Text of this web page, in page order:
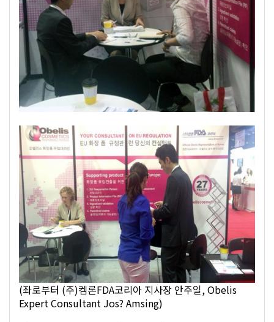
(좌로부터 (주)켐론FDA코리아 지사장 안주일, Obelis
Expert Consultant Jos? Amsing)